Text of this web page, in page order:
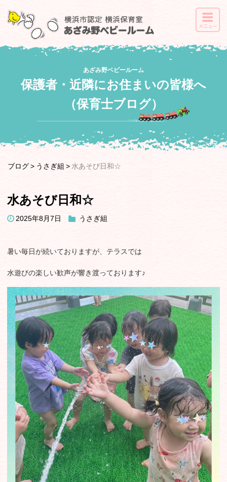
あざみ野ベビールーム
保護者・近隣にお住まいの皆様へ
（保育士ブログ）
ブログ うさぎ組 水あそび日和☆
水あそび日和☆
2025年8月7日 うさぎ組
暑い毎日が続いておりますが、テラスでは
水遊びの楽しい歓声が響き渡っております♪